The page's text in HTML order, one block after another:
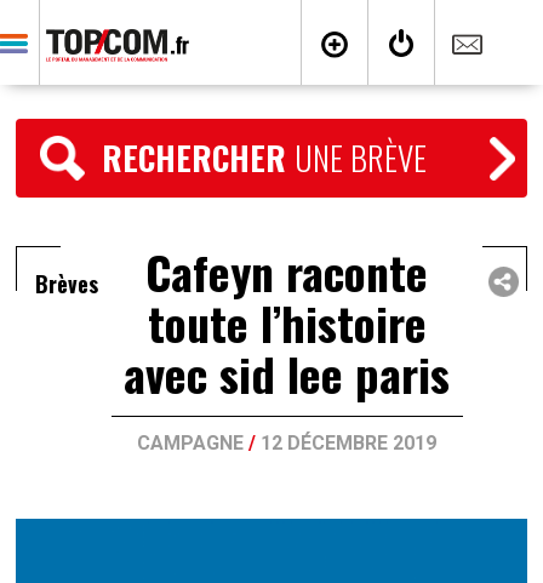
RECHERCHER UNE BRÈVE
Brèves Cafeyn raconte
toute l’histoire
avec sid lee paris
CAMPAGNE / 12 DÉCEMBRE 2019